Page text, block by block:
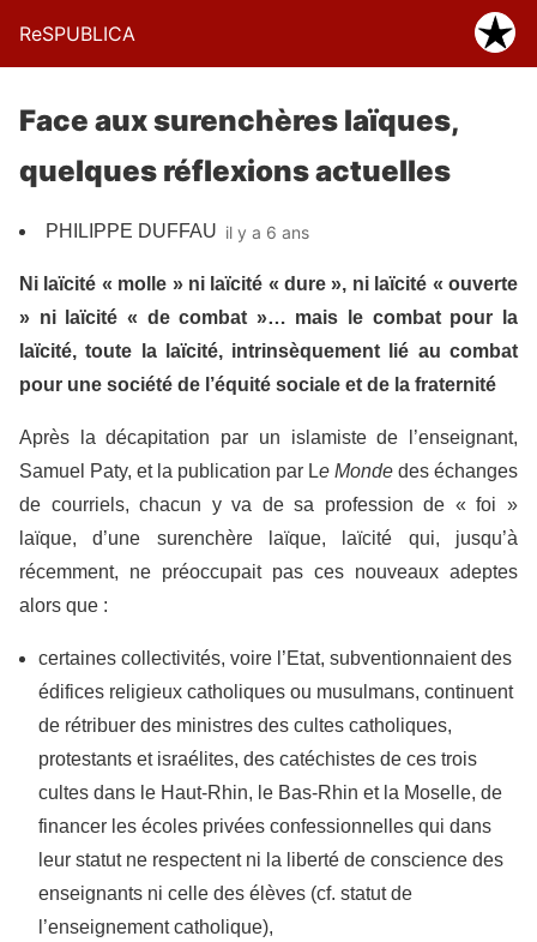
ReSPUBLICA
Face aux surenchères laïques,
quelques réflexions actuelles
PHILIPPE DUFFAU il y a 6 ans
Ni laïcité « molle » ni laïcité « dure », ni laïcité « ouverte
» ni laïcité « de combat »… mais le combat pour la
laïcité, toute la laïcité, intrinsèquement lié au combat
pour une société de l’équité sociale et de la fraternité
Après la décapitation par un islamiste de l’enseignant,
Samuel Paty, et la publication par Le Monde des échanges
de courriels, chacun y va de sa profession de « foi »
laïque, d’une surenchère laïque, laïcité qui, jusqu’à
récemment, ne préoccupait pas ces nouveaux adeptes
alors que :
certaines collectivités, voire l’Etat, subventionnaient des
édifices religieux catholiques ou musulmans, continuent
de rétribuer des ministres des cultes catholiques,
protestants et israélites, des catéchistes de ces trois
cultes dans le Haut-Rhin, le Bas-Rhin et la Moselle, de
financer les écoles privées confessionnelles qui dans
leur statut ne respectent ni la liberté de conscience des
enseignants ni celle des élèves (cf. statut de
l’enseignement catholique),